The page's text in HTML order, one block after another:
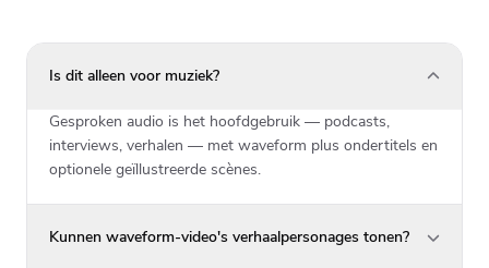
Is dit alleen voor muziek?
Gesproken audio is het hoofdgebruik — podcasts,
interviews, verhalen — met waveform plus ondertitels en
optionele geïllustreerde scènes.
Kunnen waveform-video's verhaalpersonages tonen?